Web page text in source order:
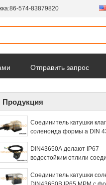
86-574-83879820
Отправить запрос
Продукция
Соединитель катушки
соленоида формы a DIN
DIN43650A делают IP67
водостойким отлили
кабеля с СИД
Соединитель катушки